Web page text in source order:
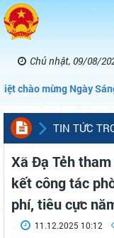
Chủ nhật, 09/08/
mừng Ngày Sáng
TIN TỨC
Xã Đạ Tẻh
kết công tác
phí, tiêu cực
11.12.2025 10:12